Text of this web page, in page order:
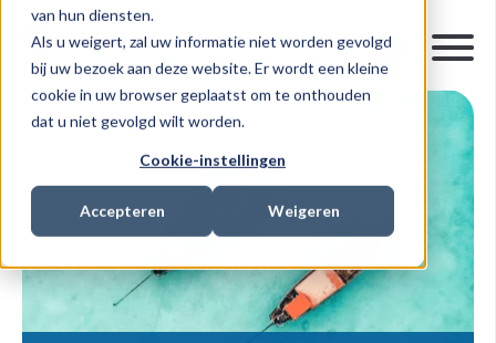
van hun diensten.
Als u weigert, zal uw informatie niet worden gevolgd
bij uw bezoek aan deze website. Er wordt een kleine
cookie in uw browser geplaatst om te onthouden
dat u niet gevolgd wilt worden.
Cookie-instellingen
Accepteren Weigeren